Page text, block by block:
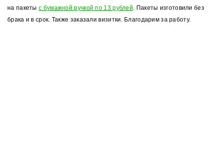
на пакеты с бумажной ручкой по 13 рублей. Пакеты изготовили без
брака и в срок. Также заказали визитки. Благодарим за работу.